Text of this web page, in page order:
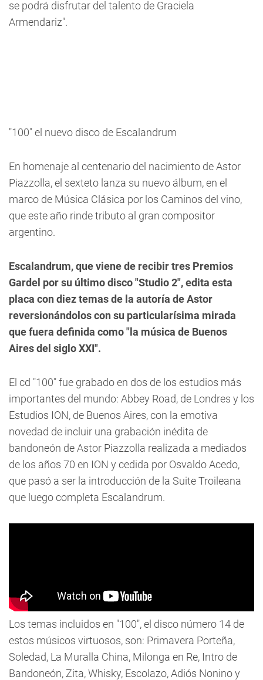
se podrá disfrutar del talento de Graciela
Armendariz".
"100" el nuevo disco de Escalandrum
En homenaje al centenario del nacimiento de Astor
Piazzolla, el sexteto lanza su nuevo álbum, en el
marco de Música Clásica por los Caminos del vino,
que este año rinde tributo al gran compositor
argentino.
Escalandrum, que viene de recibir tres Premios
Gardel por su último disco "Studio 2", edita esta
placa con diez temas de la autoría de Astor
reversionándolos con su particularísima mirada
que fuera definida como "la música de Buenos
Aires del siglo XXI".
El cd "100" fue grabado en dos de los estudios más
importantes del mundo: Abbey Road, de Londres y los
Estudios ION, de Buenos Aires, con la emotiva
novedad de incluir una grabación inédita de
bandoneón de Astor Piazzolla realizada a mediados
de los años 70 en ION y cedida por Osvaldo Acedo,
que pasó a ser la introducción de la Suite Troileana
que luego completa Escalandrum.
Los temas incluidos en "100", el disco número 14 de
estos músicos virtuosos, son: Primavera Porteña,
Soledad, La Muralla China, Milonga en Re, Intro de
Bandoneón, Zita, Whisky, Escolazo, Adiós Nonino y